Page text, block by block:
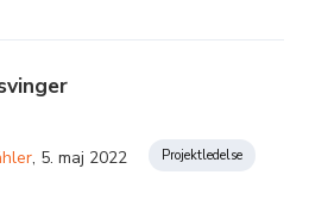
, 5. maj 2022 Projektledelse